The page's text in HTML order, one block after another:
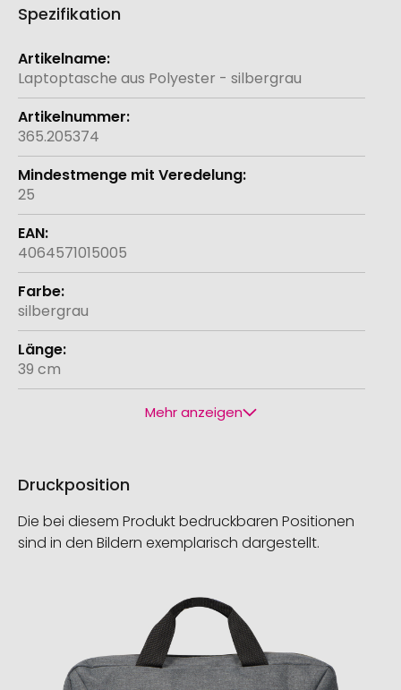
Spezifikation
Weitere
Informationen
Laptoptasche aus Polyester - silbergrau
365.205374
25
4064571015005
silbergrau
39 cm
Mehr anzeigen
Druckposition
Die bei diesem Produkt bedruckbaren Positionen
sind in den Bildern exemplarisch dargestellt.